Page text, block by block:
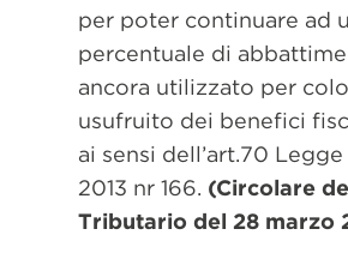
per poter continuare ad
percentuale di
ancora utilizzato per
usufruito dei benefici
ai sensi dell’art.70
2013 nr 166. (Circolare
Tributario del 28 marzo